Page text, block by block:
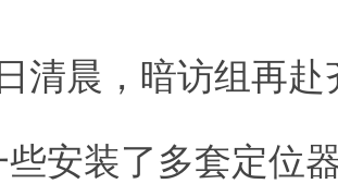
清晨，暗访组再
安装了多套定位